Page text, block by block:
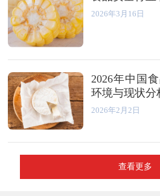
2026年3月16日
2026年中国
环境与现状分
2026年2月2日
查看更多